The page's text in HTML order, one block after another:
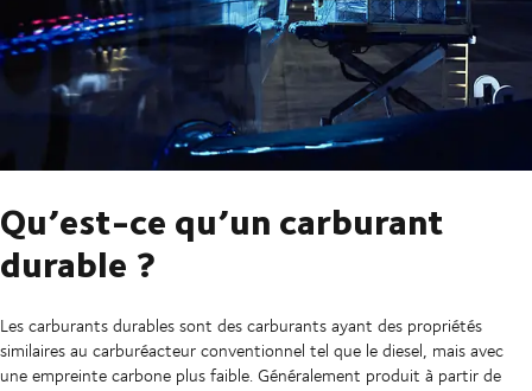
Qu’est-ce qu’un carburant
durable ?
Les carburants durables sont des carburants ayant des propriétés
similaires au carburéacteur conventionnel tel que le diesel, mais avec
une empreinte carbone plus faible. Généralement produit à partir de